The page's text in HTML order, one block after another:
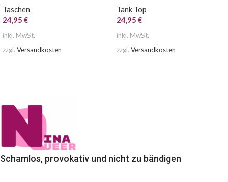
Taschen
24,95 €
inkl. MwSt.
zzgl. Versandkosten
Tank Top
24,95 €
inkl. MwSt.
zzgl. Versandkosten
Schamlos, provokativ und nicht zu bändigen